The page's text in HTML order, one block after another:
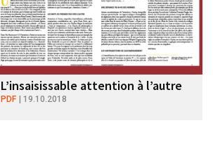
L’insaisissable attention à l’autre
PDF 19.10.2018